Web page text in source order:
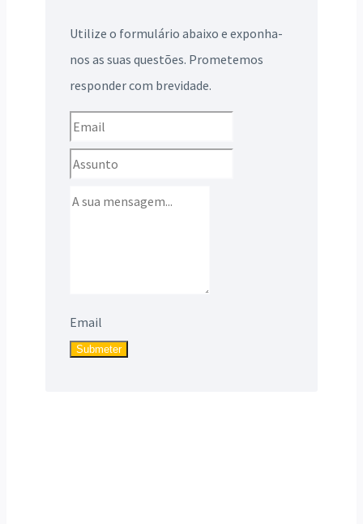
Utilize o formulário abaixo e exponha-
nos as suas questões. Prometemos
responder com brevidade.
Email
Submeter